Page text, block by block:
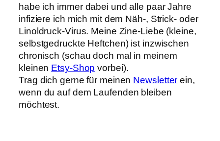
habe ich immer dabei und alle paar Jahre
infiziere ich mich mit dem Näh-, Strick- oder
Linoldruck-Virus. Meine Zine-Liebe (kleine,
selbstgedruckte Heftchen) ist inzwischen
chronisch (schau doch mal in meinem
kleinen Etsy-Shop vorbei).
Trag dich gerne für meinen Newsletter ein,
wenn du auf dem Laufenden bleiben
möchtest.